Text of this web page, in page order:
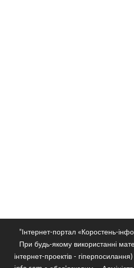
"Інтернет-портал «Коростень-
При будь-якому використанні
інтернет-проектів -